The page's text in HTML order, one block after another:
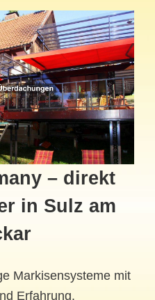
– direkt
in Sulz am
Markisensysteme mit
Erfahrung.